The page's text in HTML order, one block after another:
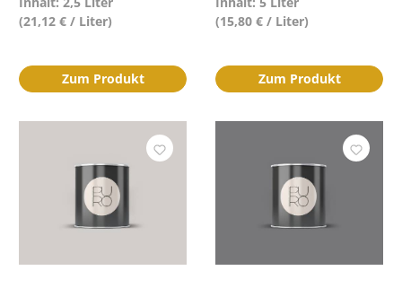
(21,12 € / Liter)
Zum Produkt
(15,80 € / Liter)
Zum Produkt